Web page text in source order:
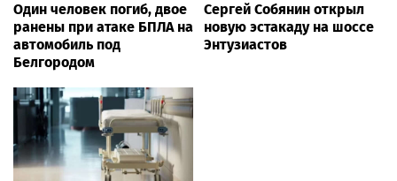
Один человек погиб, двое
ранены при атаке БПЛА на
автомобиль под
Белгородом
Сергей Собянин открыл
новую эстакаду на шоссе
Энтузиастов